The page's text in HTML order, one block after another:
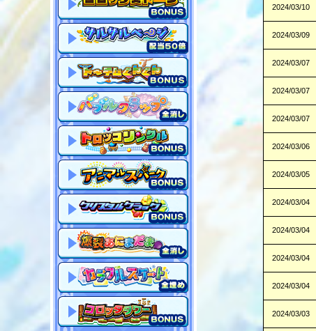
2024/03/10
2024/03/09
2024/03/07
2024/03/07
2024/03/07
2024/03/06
2024/03/05
2024/03/04
2024/03/04
2024/03/04
2024/03/04
2024/03/03